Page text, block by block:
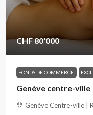
CHF 80'000
FONDS DE COMMERCE
Genève centre-
Genève Centre-ville |